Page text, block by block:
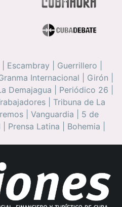
Escambray Guerrillero
Internacional Girón
Demajagua Periódico 26
Tribuna de La
| Vanguardia
5 de
Prensa Latina Bohemia